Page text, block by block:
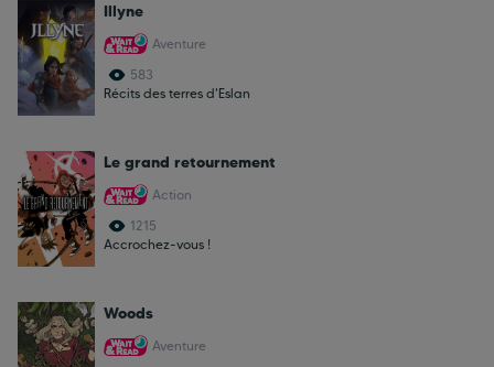
Illyne
Aventure
583
Récits des terres d'Eslan
Le grand retournement
Action
1215
Accrochez-vous !
Woods
Aventure